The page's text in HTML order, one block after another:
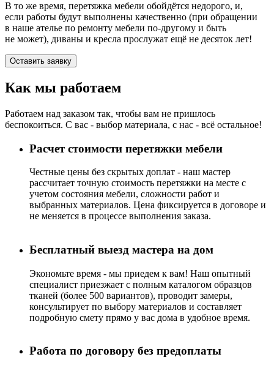
В то же время, перетяжка мебели обойдётся недорого, и,
если работы будут выполнены качественно (при обращении
в наше ателье по ремонту мебели по‑другому и быть
не может), диваны и кресла прослужат ещё не десяток лет!
Оставить заявку
Как мы работаем
Работаем над заказом так, чтобы вам не пришлось
беспокоиться. С вас - выбор материала, с нас - всё остальное!
Расчет стоимости перетяжки мебели
Честные цены без скрытых доплат - наш мастер
рассчитает точную стоимость перетяжки на месте с
учетом состояния мебели, сложности работ и
выбранных материалов. Цена фиксируется в договоре и
не меняется в процессе выполнения заказа.
Бесплатный выезд мастера на дом
Экономьте время - мы приедем к вам! Наш опытный
специалист приезжает с полным каталогом образцов
тканей (более 500 вариантов), проводит замеры,
консультирует по выбору материалов и составляет
подробную смету прямо у вас дома в удобное время.
Работа по договору без предоплаты